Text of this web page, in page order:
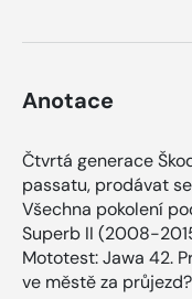
Anotace
Čtvrtá generace
passatu, prodávat
Všechna pokolení
Superb II (2008-
Mototest: Jawa 42.
ve městě za